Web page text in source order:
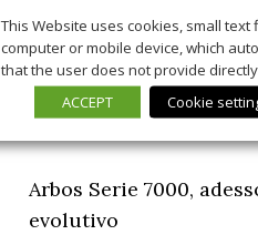
Arbos Serie 7000,
evolutivo
This Website uses cookies, small
computer or mobile device, which
that the user does not provide
ACCEPT
Cookie